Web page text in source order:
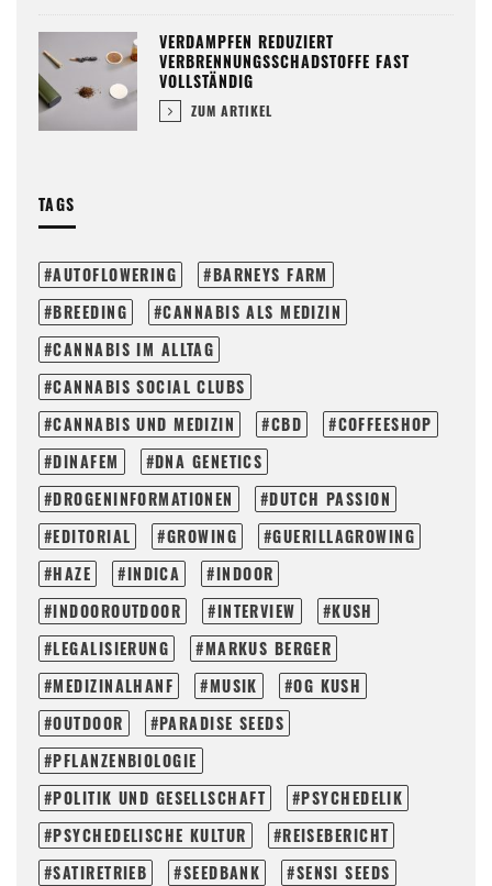
VERDAMPFEN REDUZIERT
VERBRENNUNGSSCHADSTOFFE FAST
VOLLSTÄNDIG
ZUM ARTIKEL
TAGS
AUTOFLOWERING
BARNEYS FARM
BREEDING
CANNABIS ALS MEDIZIN
CANNABIS IM ALLTAG
CANNABIS SOCIAL CLUBS
CANNABIS UND MEDIZIN
CBD
COFFEESHOP
DINAFEM
DNA GENETICS
DROGENINFORMATIONEN
DUTCH PASSION
EDITORIAL
GROWING
GUERILLAGROWING
HAZE
INDICA
INDOOR
INDOOROUTDOOR
INTERVIEW
KUSH
LEGALISIERUNG
MARKUS BERGER
MEDIZINALHANF
MUSIK
OG KUSH
OUTDOOR
PARADISE SEEDS
PFLANZENBIOLOGIE
POLITIK UND GESELLSCHAFT
PSYCHEDELIK
PSYCHEDELISCHE KULTUR
REISEBERICHT
SATIRETRIEB
SEEDBANK
SENSI SEEDS